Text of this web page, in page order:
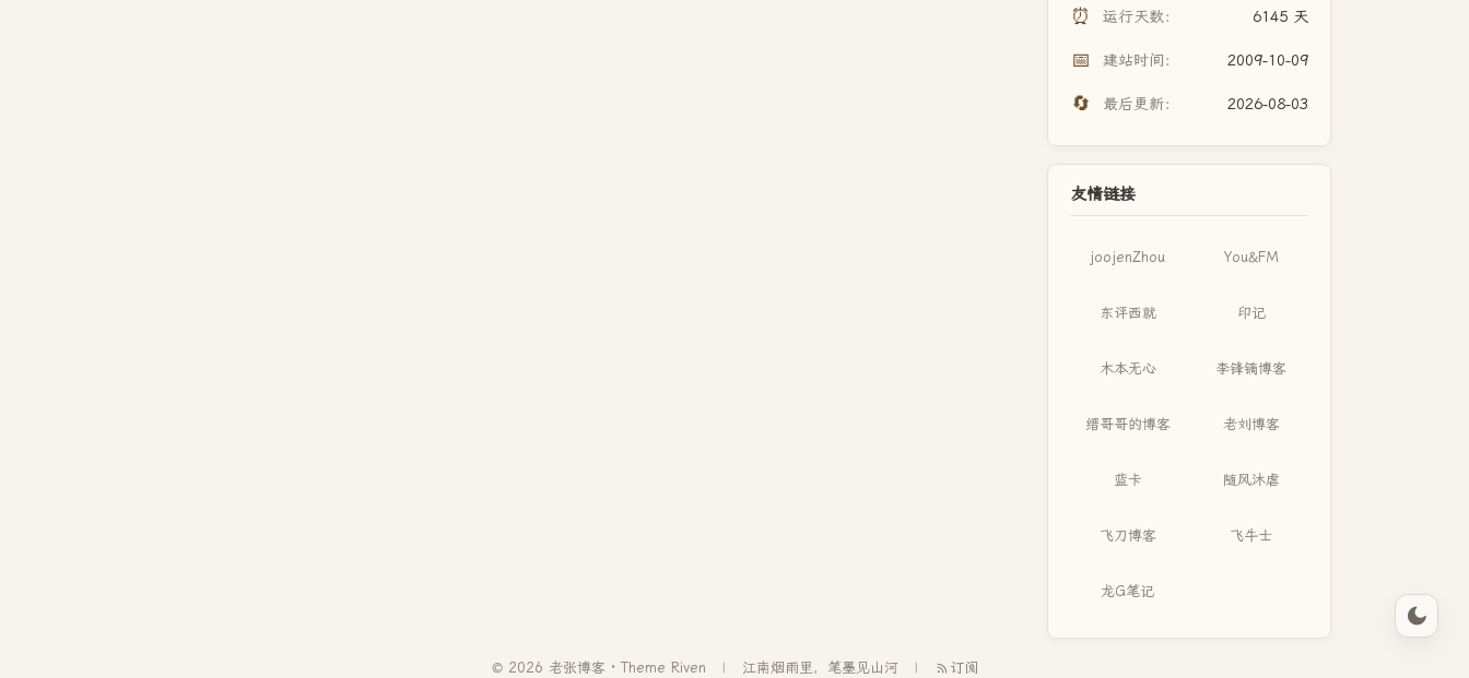
⏰ 运行天数： 6145 天
📅 建站时间： 2009-10-09
🔄 最后更新： 2026-08-03
友情链接
joojenZhou You&FM
东评西就 印记
木本无心 李锋镝博客
缙哥哥的博客 老刘博客
蓝卡 随风沐虐
飞刀博客 飞牛士
龙G笔记
© 2026 老张博客 · Theme Riven 江南烟雨里，笔墨见山河 订阅